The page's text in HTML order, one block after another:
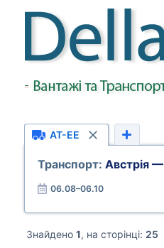
AT-EE
Транспорт: Австрія —
06.08–06.10
Знайдено 1, на сторінці: 25